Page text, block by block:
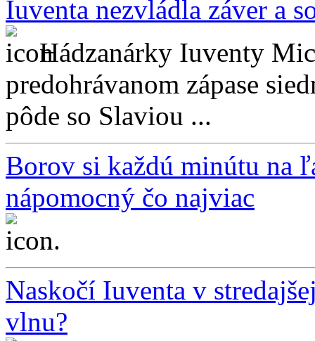
Iuventa nezvládla záver a
Hádzanárky Iuventy
predohrávanom zápase
pôde so Slaviou ...
Borov si každú minútu na
nápomocný čo najviac
...
Naskočí Iuventa v
vlnu?